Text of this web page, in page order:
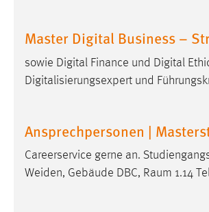
Master Digital Business –
sowie Digital Finance und Digital
Digitalisierungsexpert und
Ansprechpersonen |
Careerservice gerne an.
Weiden, Gebäude DBC, Raum 1.14
Vimeo